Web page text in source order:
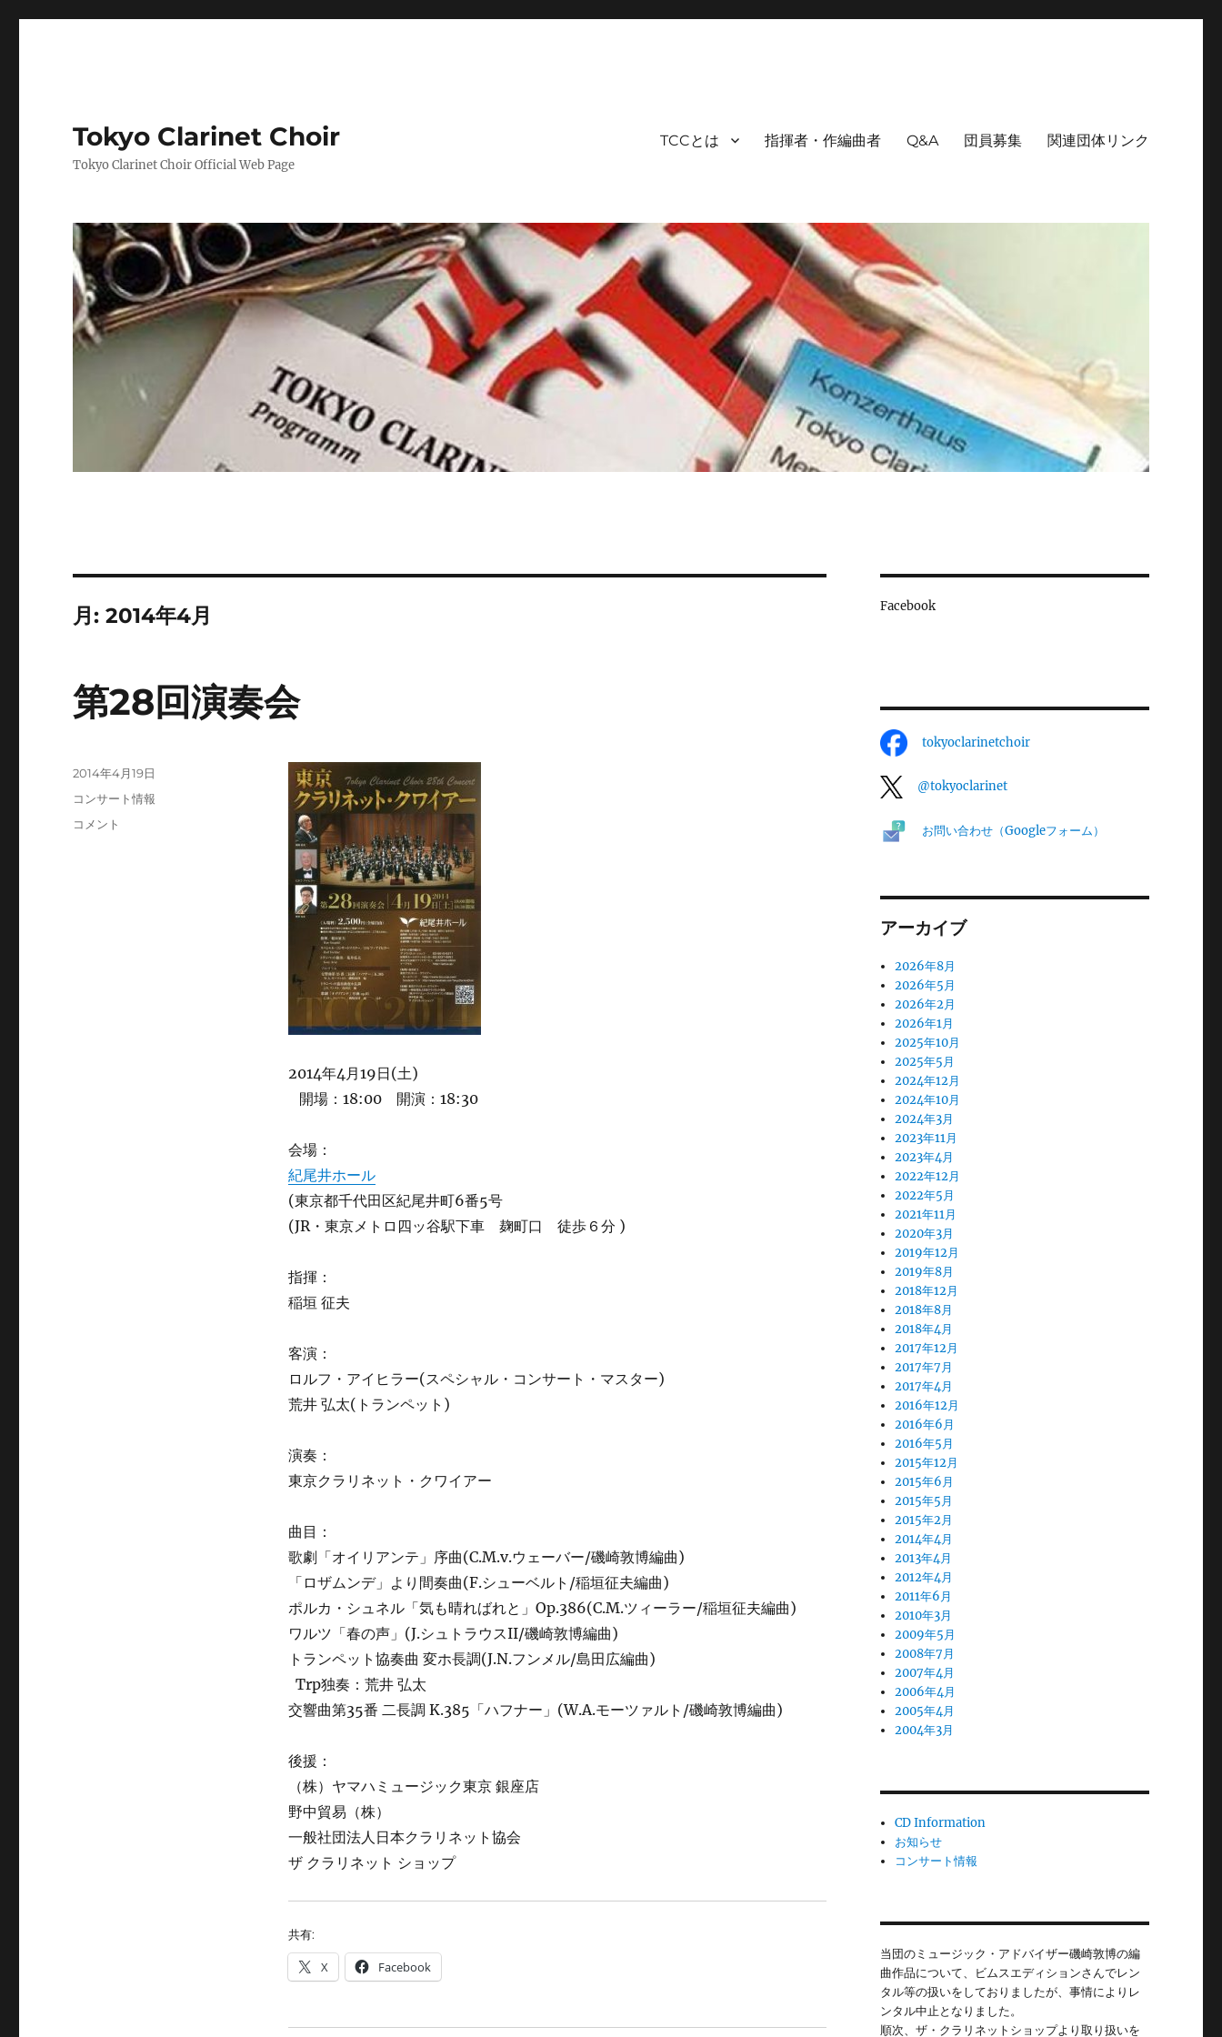
Tokyo Clarinet Choir
Tokyo Clarinet Choir Official Web Page
TCCとは 指揮者・作編曲者 Q&A 団員募集 関連団体リンク
月:2014年4月
第28回演奏会
2014年4月19日(土)
開場：18:00 開演：18:30
会場：
紀尾井ホール
(東京都千代田区紀尾井町6番5号
(JR・東京メトロ四ッ谷駅下車 麹町口 徒歩６分 )
指揮：
稲垣 征夫
客演：
ロルフ・アイヒラー(スペシャル・コンサート・マスター)
荒井 弘太(トランペット)
演奏：
東京クラリネット・クワイアー
曲目：
歌劇「オイリアンテ」序曲(C.M.v.ウェーバー/磯崎敦博編曲)
「ロザムンデ」より間奏曲(F.シューベルト/稲垣征夫編曲)
ポルカ・シュネル「気も晴ればれと」Op.386(C.M.ツィーラー/稲垣征夫編曲)
ワルツ「春の声」(J.シュトラウスII/磯崎敦博編曲)
トランペット協奏曲 変ホ長調(J.N.フンメル/島田広編曲)
Trp独奏：荒井 弘太
交響曲第35番 二長調 K.385「ハフナー」(W.A.モーツァルト/磯崎敦博編曲)
後援：
（株）ヤマハミュージック東京 銀座店
野中貿易（株）
一般社団法人日本クラリネット協会
ザ クラリネット ショップ
共有:
X Facebook
投
2014年4月19日
カ
コンサート情報
第
コメント
Facebook
tokyoclarinetchoir
@tokyoclarinet
お問い合わせ（Googleフォーム）
アーカイブ
2026年8月
2026年5月
2026年2月
2026年1月
2025年10月
2025年5月
2024年12月
2024年10月
2024年3月
2023年11月
2023年4月
2022年12月
2022年5月
2021年11月
2020年3月
2019年12月
2019年8月
2018年12月
2018年8月
2018年4月
2017年12月
2017年7月
2017年4月
2016年12月
2016年6月
2016年5月
2015年12月
2015年6月
2015年5月
2015年2月
2014年4月
2013年4月
2012年4月
2011年6月
2010年3月
2009年5月
2008年7月
2007年4月
2006年4月
2005年4月
2004年3月
CD Information
お知らせ
コンサート情報
当団のミュージック・アドバイザー磯崎敦博の編
曲作品について、ビムスエディションさんでレン
タル等の扱いをしておりましたが、事情によりレ
ンタル中止となりました。
順次、ザ・クラリネットショップより取り扱いを